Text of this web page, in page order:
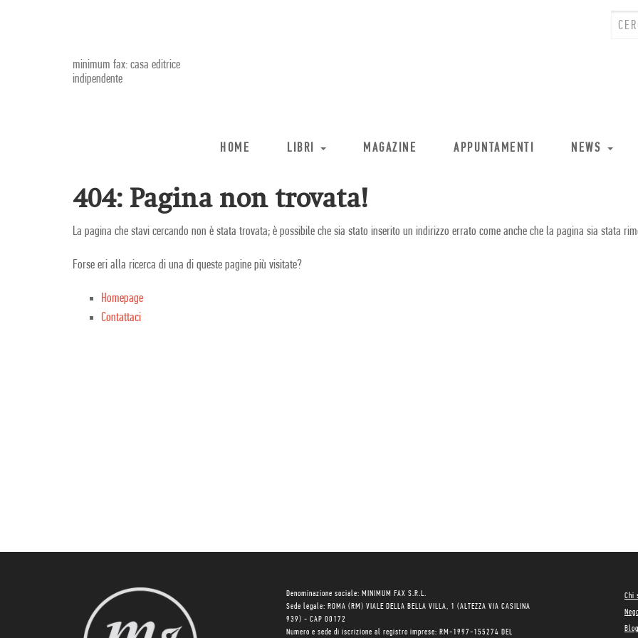
minimum fax: casa editrice
indipendente
HOME LIBRI MAGAZINE APPUNTAMENTI NEWS
404: Pagina non trovata!
La pagina che stavi cercando non è stata trovata; è possibile che sia stato inserito un indirizzo errato come anche che la pagina sia stata
Forse eri alla ricerca di una di queste pagine più visitate?
Homepage
Contattaci
Denominazione sociale: MINIMUM FAX S.R.L.
Sede legale: ROMA (RM) VIALE DELLA BELLA VILLA, 1 (ALTEZZA VIA CASILINA
939) - CAP 00172
Numero e sede di iscrizione al registro imprese: RM-1997-155274 DEL
Chi